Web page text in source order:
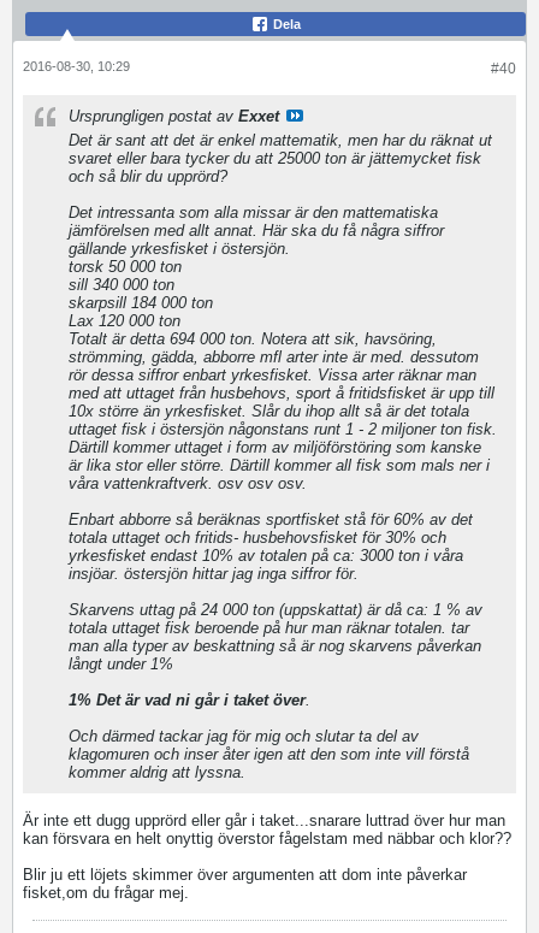
Dela
#40
2016-08-30, 10:29
Ursprungligen postat av Exxet
Det är sant att det är enkel mattematik, men har du räknat ut
svaret eller bara tycker du att 25000 ton är jättemycket fisk
och så blir du upprörd?
Det intressanta som alla missar är den mattematiska
jämförelsen med allt annat. Här ska du få några siffror
gällande yrkesfisket i östersjön.
torsk 50 000 ton
sill 340 000 ton
skarpsill 184 000 ton
Lax 120 000 ton
Totalt är detta 694 000 ton. Notera att sik, havsöring,
strömming, gädda, abborre mfl arter inte är med. dessutom
rör dessa siffror enbart yrkesfisket. Vissa arter räknar man
med att uttaget från husbehovs, sport å fritidsfisket är upp till
10x större än yrkesfisket. Slår du ihop allt så är det totala
uttaget fisk i östersjön någonstans runt 1 - 2 miljoner ton fisk.
Därtill kommer uttaget i form av miljöförstöring som kanske
är lika stor eller större. Därtill kommer all fisk som mals ner i
våra vattenkraftverk. osv osv osv.
Enbart abborre så beräknas sportfisket stå för 60% av det
totala uttaget och fritids- husbehovsfisket för 30% och
yrkesfisket endast 10% av totalen på ca: 3000 ton i våra
insjöar. östersjön hittar jag inga siffror för.
Skarvens uttag på 24 000 ton (uppskattat) är då ca: 1 % av
totala uttaget fisk beroende på hur man räknar totalen. tar
man alla typer av beskattning så är nog skarvens påverkan
långt under 1%
1% Det är vad ni går i taket över.
Och därmed tackar jag för mig och slutar ta del av
klagomuren och inser åter igen att den som inte vill förstå
kommer aldrig att lyssna.
Är inte ett dugg upprörd eller går i taket...snarare luttrad över hur man
kan försvara en helt onyttig överstor fågelstam med näbbar och klor??
Blir ju ett löjets skimmer över argumenten att dom inte påverkar
fisket,om du frågar mej.